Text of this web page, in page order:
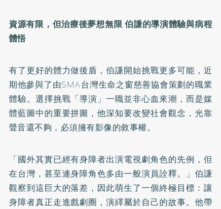
資源有限，但治療後夢想無限 伯謙的導演體驗與病程
體悟
有了更好的體力做後盾，伯謙開始挑戰更多可能，近
期他參與了由SMA台灣生命之窗慈善協會策劃的職業
體驗。選擇挑戰「導演」一職並非心血來潮，而是媒
體藍圖中的重要拼圖，他深知要改變社會觀念，光靠
聲音還不夠，必須擁有影像的敘事權。
「國外其實已經有身障者出演電視劇角色的先例，但
在台灣，甚至連身障角色多由一般演員詮釋。」伯謙
觀察到這巨大的落差，因此萌生了一個終極目標：讓
身障者真正走進戲劇圈，演繹屬於自己的故事。他帶